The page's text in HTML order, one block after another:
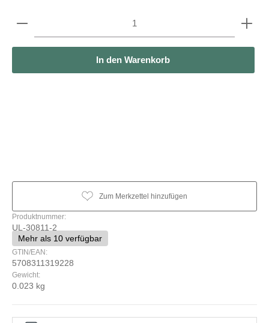
Produkt Anzahl: Gib den gewünschten Wert ein
In den Warenkorb
Zum Merkzettel hinzufügen
Produktnummer:
UL-30811-2
Mehr als 10 verfügbar
GTIN/EAN:
5708311319228
Gewicht:
0.023 kg